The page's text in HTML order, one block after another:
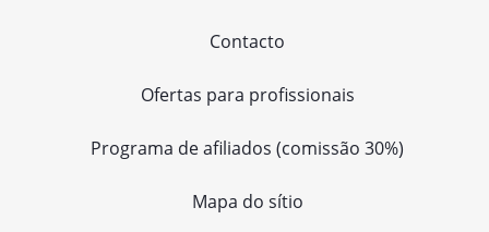
Contacto
Ofertas para profissionais
Programa de afiliados (comissão 30%)
Mapa do sítio